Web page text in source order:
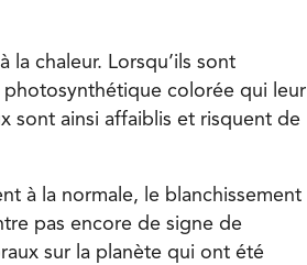
chaleur. Lorsqu’ils sont
photosynthétique colorée qui leur
sont ainsi affaiblis et risquent de
à la normale, le blanchissement
pas encore de signe de
sur la planète qui ont été